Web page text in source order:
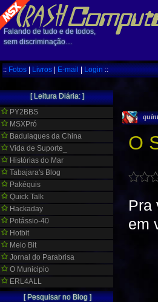
Falando de tudo e de todos,
sem discriminação…
::Fotos|Livros|E-mail|Login::
O
Pra
em
[ Leitura Diária: ]
PY2BBS
MSXPró
Badulaques da China
Vida de Suporte_
Histórias do Mar
Tabajara's Blog
Pakéquis
Quick Talk
Hackaday
Potássio-40
Hotbit
Meio Bit
Jornal do Parabrisa
O Municipio
ERL4ALL
[ Pesquisar no Blog ]